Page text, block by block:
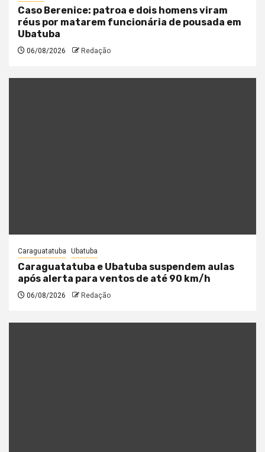
Caso Berenice: patroa e dois homens viram
réus por matarem funcionária de pousada em
Ubatuba
06/08/2026 Redação
Caraguatatuba Ubatuba
Caraguatatuba e Ubatuba suspendem aulas
após alerta para ventos de até 90 km/h
06/08/2026 Redação